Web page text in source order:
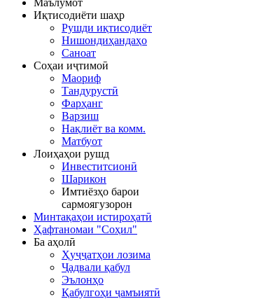
Иқтисодиёти шаҳр
Рушди иқтисодиёт
Нишондиҳандаҳо
Саноат
Соҳаи иҷтимоӣ
Маориф
Тандурустӣ
Фарҳанг
Варзиш
Нақлиёт ва комм.
Матбуот
Лоиҳаҳои рушд
Инвеститсионӣ
Шарикон
Имтиёзҳо барои
сармоягузорон
Минтақаҳои истироҳатӣ
Ҳафтаномаи "Соҳил"
Ба аҳолӣ
Ҳуҷҷатҳои лозима
Ҷадвали қабул
Эълонҳо
Қабулгоҳи ҷамъиятӣ